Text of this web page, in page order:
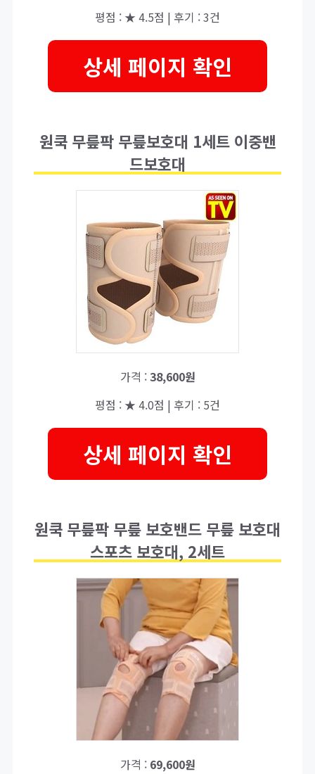
평점 : ★ 4.5점 | 후기 : 3건
상세 페이지 확인
원쿡 무릎팍 무릎보호대 1세트 이중밴
드보호대
가격 :38,600원
평점 : ★ 4.0점 | 후기 : 5건
상세 페이지 확인
원쿡 무릎팍 무릎 보호밴드 무릎 보호대
스포츠 보호대, 2세트
가격 : 69,600원